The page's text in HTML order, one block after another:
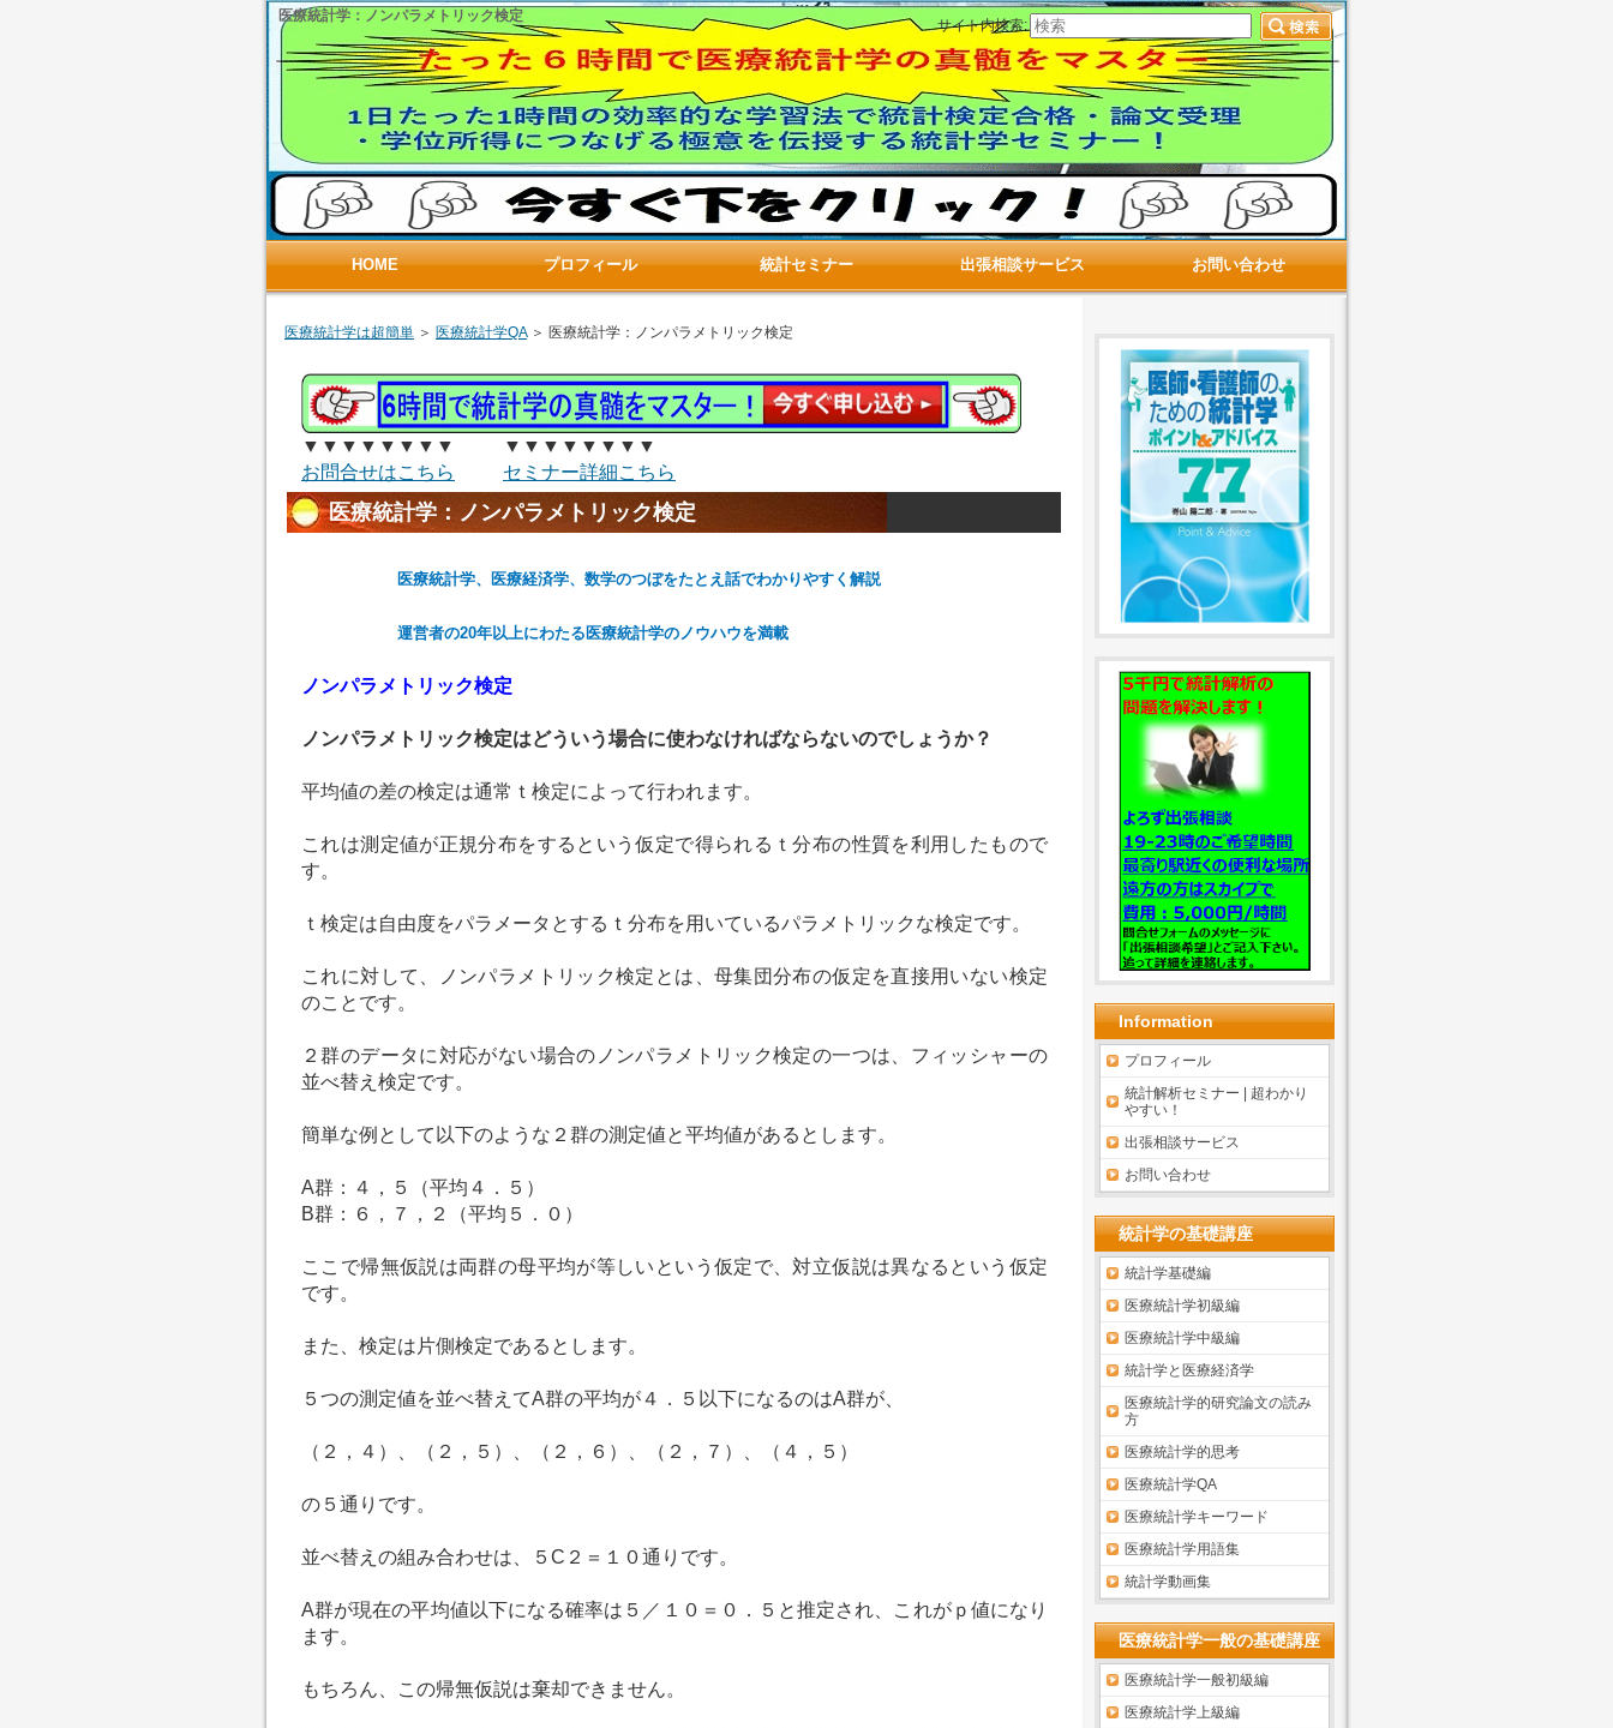
医療統計学：ノンパラメトリック検定
医療統計学は超簡単 ＞ 医療統計学QA＞ 医療統計学：ノンパラメトリック検定
▼▼▼▼▼▼▼▼ ▼▼▼▼▼▼▼▼
お問合せはこちら
セミナー詳細こちら
医療統計学：ノンパラメトリック検定
医療統計学、医療経済学、数学のつぼをたとえ話でわかりやすく解説
運営者の20年以上にわたる医療統計学のノウハウを満載
ノンパラメトリック検定
ノンパラメトリック検定はどういう場合に使わなければならないのでしょうか？
平均値の差の検定は通常ｔ検定によって行われます。
これは測定値が正規分布をするという仮定で得られるｔ分布の性質を利用したもので
す。
ｔ検定は自由度をパラメータとするｔ分布を用いているパラメトリックな検定です。
これに対して、ノンパラメトリック検定とは、母集団分布の仮定を直接用いない検定
のことです。
２群のデータに対応がない場合のノンパラメトリック検定の一つは、フィッシャーの
並べ替え検定です。
簡単な例として以下のような２群の測定値と平均値があるとします。
A群：４，５（平均４．５）
B群：６，７，２（平均５．０）
ここで帰無仮説は両群の母平均が等しいという仮定で、対立仮説は異なるという仮定
です。
また、検定は片側検定であるとします。
５つの測定値を並べ替えてA群の平均が４．５以下になるのはA群が、
（２，４）、（２，５）、（２，６）、（２，７）、（４，５）
の５通りです。
並べ替えの組み合わせは、５C２＝１０通りです。
A群が現在の平均値以下になる確率は５／１０＝０．５と推定され、これがｐ値になり
ます。
もちろん、この帰無仮説は棄却できません。
Information
プロフィール
統計解析セミナー | 超わかり
やすい！
出張相談サービス
お問い合わせ
統計学の基礎講座
統計学基礎編
医療統計学初級編
医療統計学中級編
統計学と医療経済学
医療統計学的研究論文の読み
方
医療統計学的思考
医療統計学QA
医療統計学キーワード
医療統計学用語集
統計学動画集
医療統計学一般の基礎講座
医療統計学一般初級編
医療統計学上級編
HOME プロフィール 統計セミナー 出張相談サービス お問い合わせ
サイト内検索: